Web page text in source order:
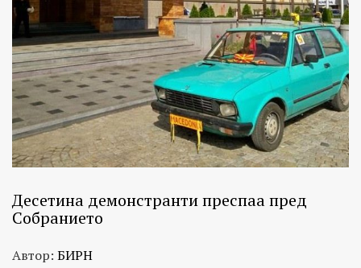
Десетина демонстранти преспаа пред
Собранието
Автор: БИРН